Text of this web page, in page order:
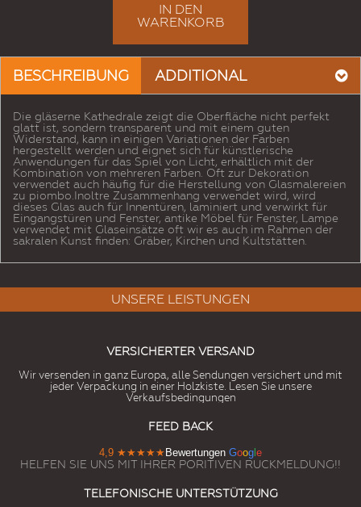
IN DEN
WARENKORB
BESCHREIBUNG ADDITIONAL
Die gläserne Kathedrale zeigt die Oberfläche nicht perfekt
glatt ist, sondern transparent und mit einem guten
Widerstand, kann in einigen Variationen der Farben
hergestellt werden und eignet sich für künstlerische
Anwendungen für das Spiel von Licht, erhältlich mit der
Kombination von mehreren Farben. Oft zur Dekoration
verwendet auch häufig für die Herstellung von Glasmalereien
zu piombo.Inoltre Zusammenhang verwendet wird, wird
dieses Glas auch für Innentüren, laminiert und verwirkt für
Eingangstüren und Fenster, antike Möbel für Fenster, Lampe
verwendet mit Glaseinsätze oft wir es auch im Rahmen der
sakralen Kunst finden: Gräber, Kirchen und Kultstätten.
UNSERE LEISTUNGEN
VERSICHERTER VERSAND
Wir versenden in ganz Europa, alle Sendungen versichert und mit
jeder Verpackung in einer Holzkiste. Lesen Sie unsere
Verkaufsbedingungen
FEED BACK
4,9 ★★★★★ Bewertungen Goog e
HELFEN SIE UNS MIT IHRER PORITIVEN RUCKMELDUNG!!
TELEFONISCHE UNTERSTÜTZUNG